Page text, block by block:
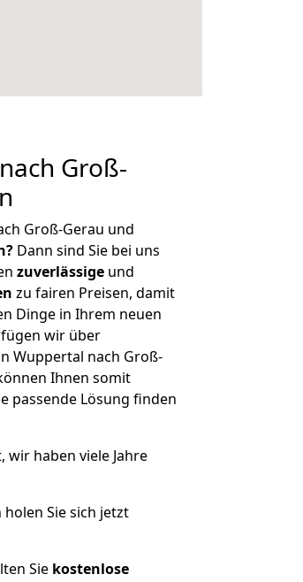
Groß-
Groß-Gerau und
Dann sind Sie bei uns
zuverlässige und
zu fairen Preisen, damit
Dinge in Ihrem neuen
wir über
Wuppertal nach Groß-
Ihnen somit
passende Lösung finden
haben viele Jahre
holen Sie sich jetzt
Sie kostenlose